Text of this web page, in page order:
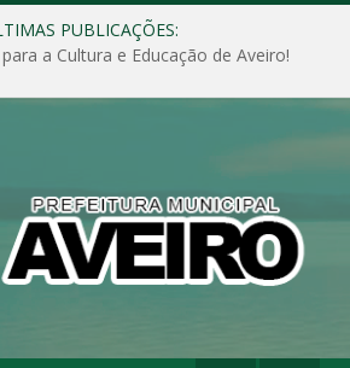
PUBLICAÇÕES:
a Cultura e Educação de Aveiro!